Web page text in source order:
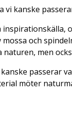
kanske
och
men
passerar
möter